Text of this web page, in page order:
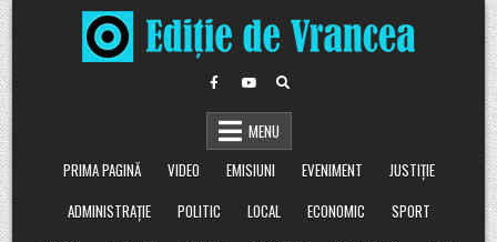
Skip
to
content
MENU
PRIMA PAGINĂ
VIDEO EMISIUNI EVENIMENT
JUSTIȚIE
ADMINISTRAȚIE
POLITIC LOCAL ECONOMIC
SPORT